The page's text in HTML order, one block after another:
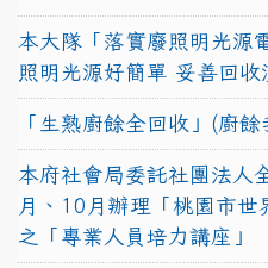
本大隊「落實廢照明光源
照明光源好簡單 妥善回收
「生熟廚餘全回收」(廚
本府社會局委託社團法人
月、10月辦理「桃園市世
之「專業人員培力講座」